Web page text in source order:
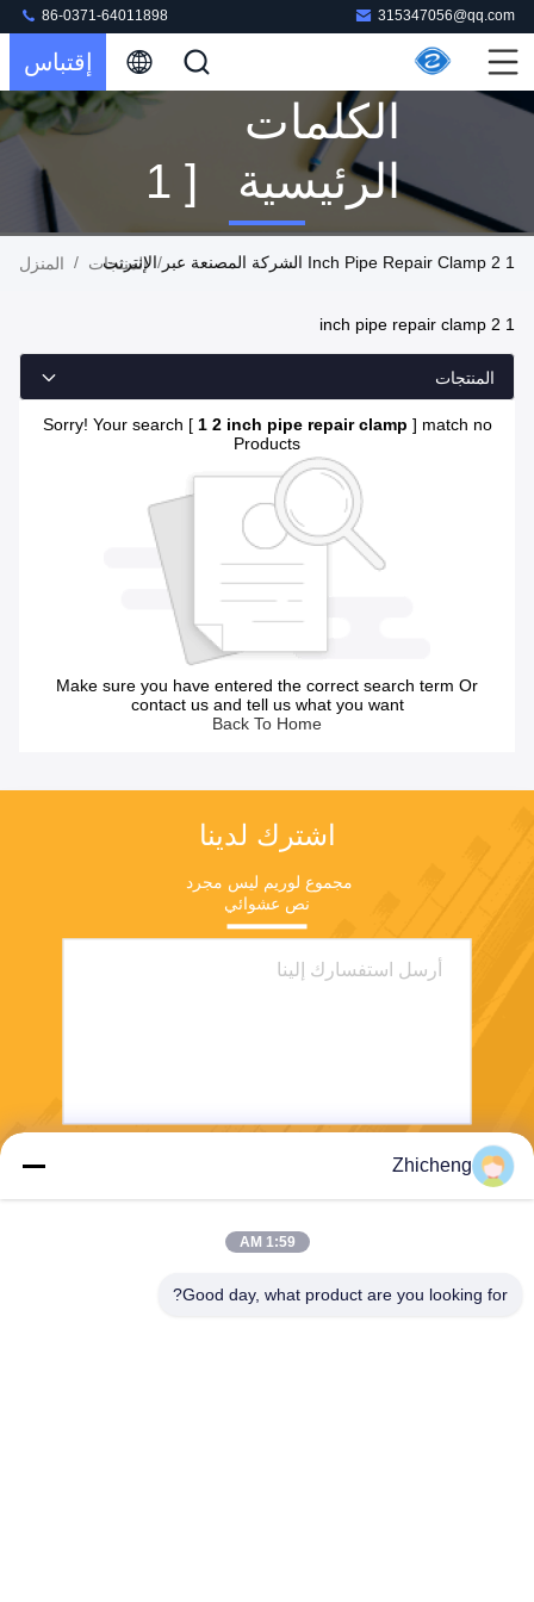
315347056@qq.com
86-0371-64011898
إقتباس
الكلمات
الرئيسية [ 1
2 Inch Pipe
Clamp ]
تطابق 0
المنتجات
المنزل / المنتجات / 1 2 Inch Pipe Repair Clamp الشركة المصنعة عبر الإنترنت
1 2 inch pipe repair clamp
المنتجات
Sorry! Your search [ 1 2 inch pipe repair clamp ] match no
Products
Make sure you have entered the correct search term Or
contact us and tell us what you want
Back To Home
اشترك لدينا
نص عشوائي
Zhicheng
1:59 AM
Good day, what product are you looking for?